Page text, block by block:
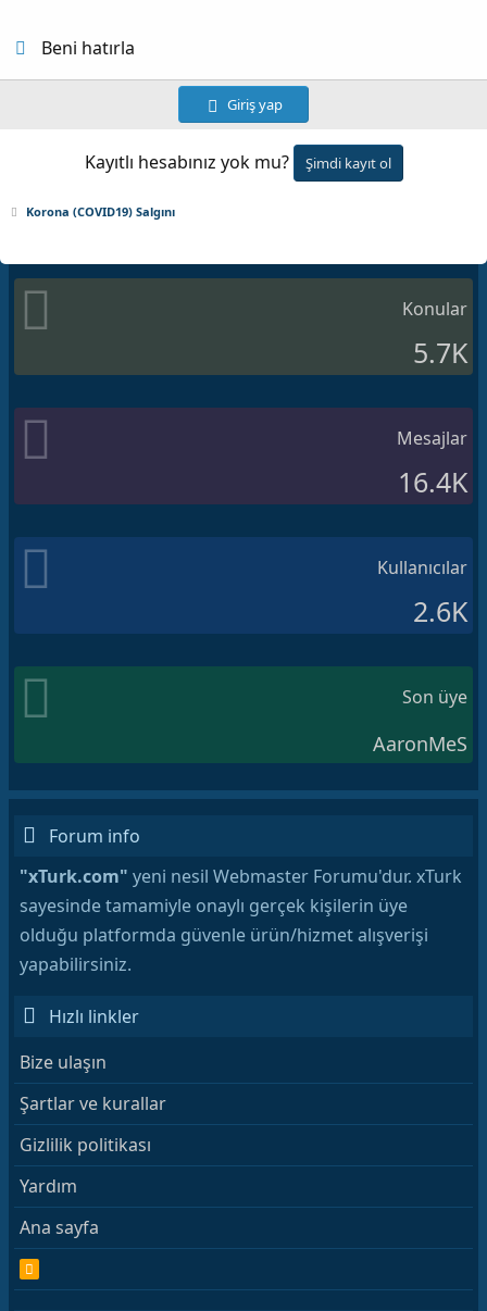
Beni hatırla
Giriş yap
Kayıtlı hesabınız yok mu? Şimdi kayıt ol
Korona (COVID19) Salgını
Konular
5.7K
Mesajlar
16.4K
Kullanıcılar
2.6K
Son üye
AaronMeS
Forum info
"xTurk.com" yeni nesil Webmaster Forumu'dur. xTurk
sayesinde tamamiyle onaylı gerçek kişilerin üye
olduğu platformda güvenle ürün/hizmet alışverişi
yapabilirsiniz.
Hızlı linkler
Bize ulaşın
Şartlar ve kurallar
Gizlilik politikası
Yardım
Ana sayfa
S